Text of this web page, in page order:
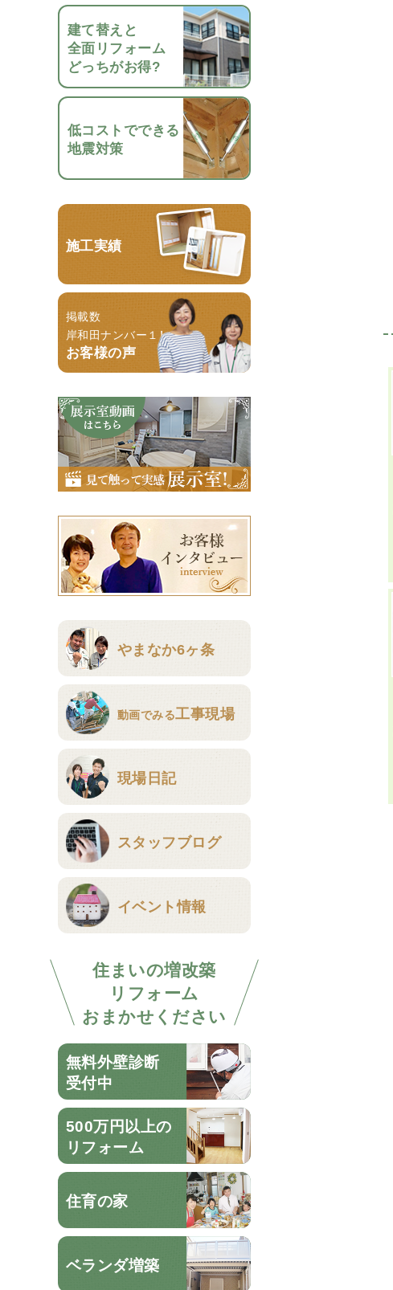
建て替えと
全面リフォーム
どっちがお得?
低コストでできる
地震対策
施工実績
掲載数
岸和田ナンバー１！
お客様の声
やまなか6ヶ条
動画でみる工事現場
現場日記
スタッフブログ
イベント情報
住まいの増改築
リフォーム
おまかせください
無料外壁診断
受付中
500万円以上の
リフォーム
住育の家
ベランダ増築